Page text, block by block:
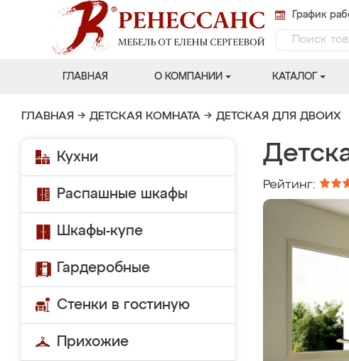
График
ГЛАВНАЯ О КОМПАНИИ КАТАЛОГ
ГЛАВНАЯ → ДЕТСКАЯ КОМНАТА → ДЕТСКАЯ ДЛЯ ДВОИХ
Кухни
Распашные шкафы
Шкафы-купе
Гардеробные
Стенки в гостиную
Прихожие
Рейтинг: